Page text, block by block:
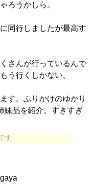
ろうかしら。
同行しましたが最高す
さんが行っているんで
う行くしかない。
す。ふりかけのゆかり
妹品を紹介。すきすぎ
す